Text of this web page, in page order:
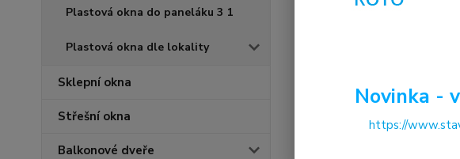
Plastová okna do paneláku 3 1
Plastová okna dle lokality
Sklepní okna
Střešní okna
Balkonové dveře
Novinka -
https://